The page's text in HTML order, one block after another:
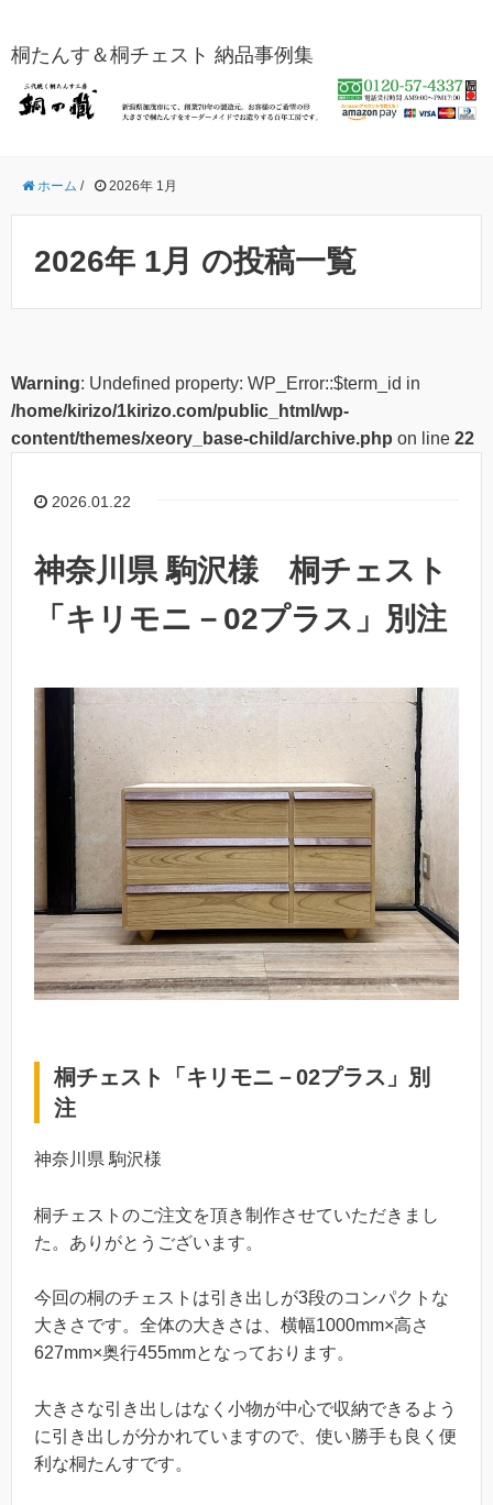
桐たんす＆桐チェスト 納品事例集
ホーム / 2026年 1月
2026年 1月 の投稿一覧
Warning: Undefined property: WP_Error::$term_id in
/home/kirizo/1kirizo.com/public_html/wp-
content/themes/xeory_base-child/archive.php on line 22
2026.01.22
神奈川県 駒沢様 桐チェスト
「キリモニ－02プラス」別注
桐チェスト「キリモニ－02プラス」別
注
神奈川県 駒沢様
桐チェストのご注文を頂き制作させていただきまし
た。ありがとうございます。
今回の桐のチェストは引き出しが3段のコンパクトな
大きさです。全体の大きさは、横幅1000mm×高さ
627mm×奥行455mmとなっております。
大きさな引き出しはなく小物が中心で収納できるよう
に引き出しが分かれていますので、使い勝手も良く便
利な桐たんすです。